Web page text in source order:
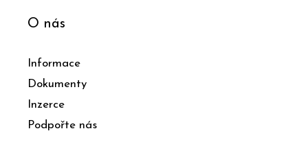
O nás
Informace
Dokumenty
Inzerce
Podpořte nás